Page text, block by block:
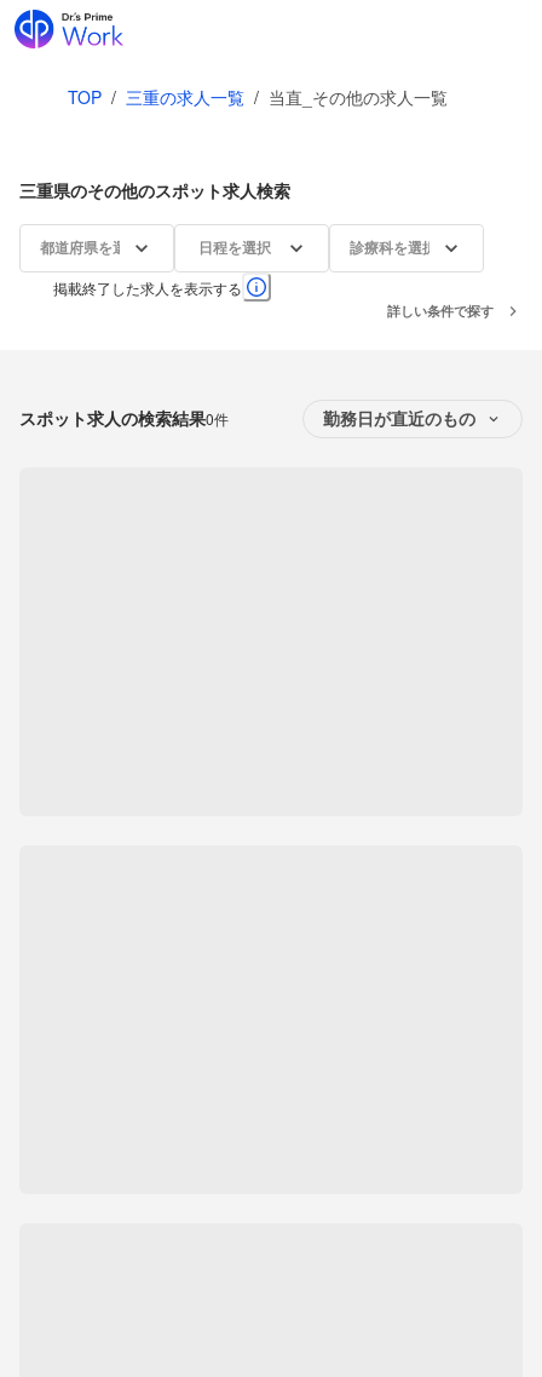
TOP / 三重の求人一覧 / 当直_その他の求人一覧
三重県のその他のスポット求人検索
都道府県を選択 日程を選択 診療科を選択
掲載終了した求人を表示する
詳しい条件で探す
スポット求人の検索結果0件 勤務日が直近のもの